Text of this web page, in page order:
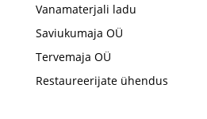
Vanamaterjali ladu
Saviukumaja OÜ
Tervemaja OÜ
Restaureerijate ühendus